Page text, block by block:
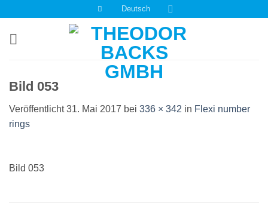
springen
Deutsch
Bild 053
Veröffentlicht31. Mai 2017 bei 336 × 342 in Flexi number
rings
Bild 053